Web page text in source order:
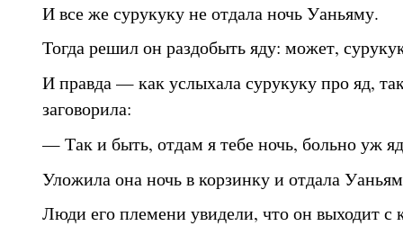
И все же сурукуку не отдала ночь Уаньяму.
Тогда решил он раздобыть яду: может,
И правда — как услыхала сурукуку про яд,
заговорила:
— Так и быть, отдам я тебе ночь, больно уж
Уложила она ночь в корзинку и отдала
Люди его племени увидели, что он выходит с